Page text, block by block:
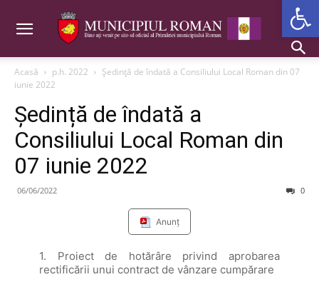
Acasă p.h. 2022
Ședință de îndată a Consiliului Local Roman din 07
iunie 2022
Ședință de îndată a
Consiliului Local Roman din
07 iunie 2022
06/06/2022 0
Anunț
1. Proiect de hotărâre privind aprobarea
rectificării unui contract de vânzare cumpărare